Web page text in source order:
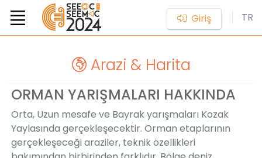
Giriş TR
Arazi & Harita
ORMAN YARIŞMALARI HAKKINDA
Orta, Uzun mesafe ve Bayrak yarışmaları Kozak
Yaylasında gerçekleşecektir. Orman etaplarının
gerçekleşeceği araziler, teknik özellikleri